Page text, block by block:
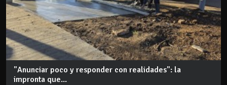
"Anunciar poco y responder con realidades": la
impronta que...